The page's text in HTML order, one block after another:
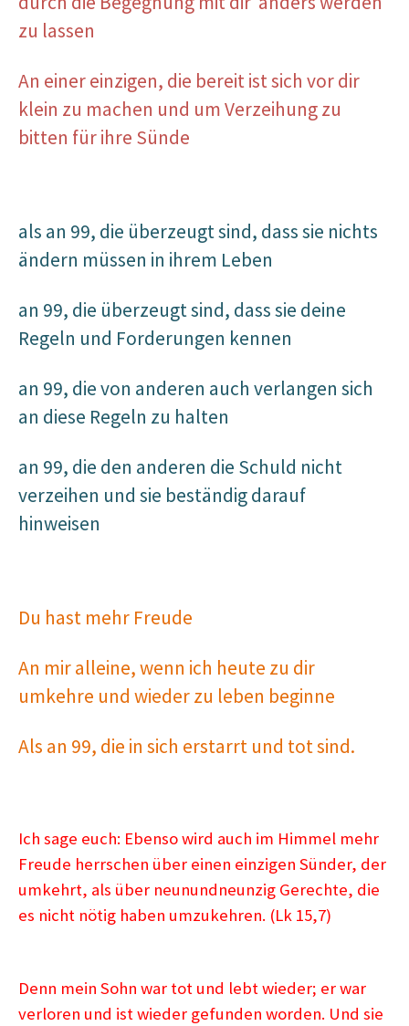
zu lassen
An einer einzigen, die bereit ist sich vor dir
klein zu machen und um Verzeihung zu
bitten für ihre Sünde
als an 99, die überzeugt sind, dass sie nichts
ändern müssen in ihrem Leben
an 99, die überzeugt sind, dass sie deine
Regeln und Forderungen kennen
an 99, die von anderen auch verlangen sich
an diese Regeln zu halten
an 99, die den anderen die Schuld nicht
verzeihen und sie beständig darauf
hinweisen
Du hast mehr Freude
An mir alleine, wenn ich heute zu dir
umkehre und wieder zu leben beginne
Als an 99, die in sich erstarrt und tot sind.
Ich sage euch: Ebenso wird auch im Himmel mehr
Freude herrschen über einen einzigen Sünder, der
umkehrt, als über neunundneunzig Gerechte, die
es nicht nötig haben umzukehren. (Lk 15,7)
Denn mein Sohn war tot und lebt wieder; er war
verloren und ist wieder gefunden worden. Und sie